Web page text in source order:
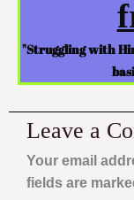
"Struggling with
Leave a
Your email
fields are